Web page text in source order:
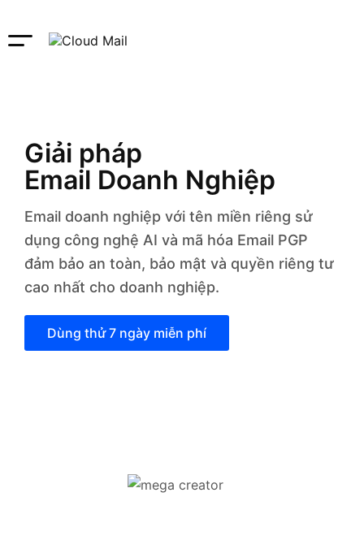
Giải pháp
Email Doanh Nghiệp
Email doanh nghiệp với tên miền riêng sử
dụng công nghệ AI và mã hóa Email PGP
đảm bảo an toàn, bảo mật và quyền riêng tư
cao nhất cho doanh nghiệp.
Dùng thử 7 ngày miễn phí